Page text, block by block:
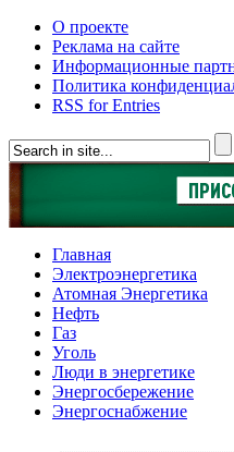
О проекте
Реклама на сайте
Информационные
Политика
RSS for Entries
Главная
Электроэнергетика
Атомная Энергетика
Нефть
Газ
Уголь
Люди в энергетике
Энергосбережение
Энергоснабжение